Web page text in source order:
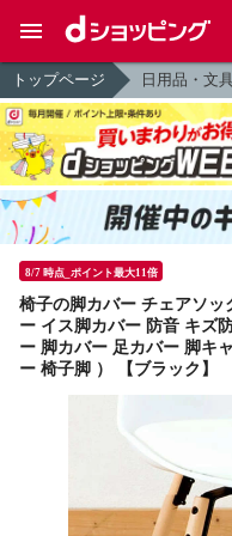
トップページ 日用品・文
8/7 時点_ポイント最大11倍
椅子の脚カバー チェアソ
ー イス脚カバー 防音 キズ
ー 脚カバー 足カバー 脚キ
ー 椅子脚 ） 【ブラック】